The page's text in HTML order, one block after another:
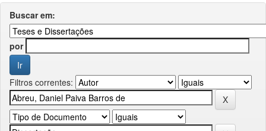
Buscar em:
por
Filtros correntes: